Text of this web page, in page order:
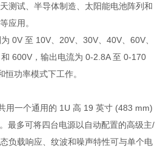
测试、半导体制造、太阳能电池阵列和
应用。
0V 至 10V、20V、30V、40V、60V、
600V，输出电流为 0-2.8A 至 0-170
功率模式下工作。
用一个通用的 1U 高 19 英寸 (483 mm)
最多可将四台电源以自动配置的高级主/
负载响应、纹波和噪声特性可与单个电